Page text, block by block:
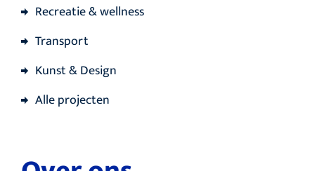
Recreatie & wellness
Transport
Kunst & Design
Alle projecten